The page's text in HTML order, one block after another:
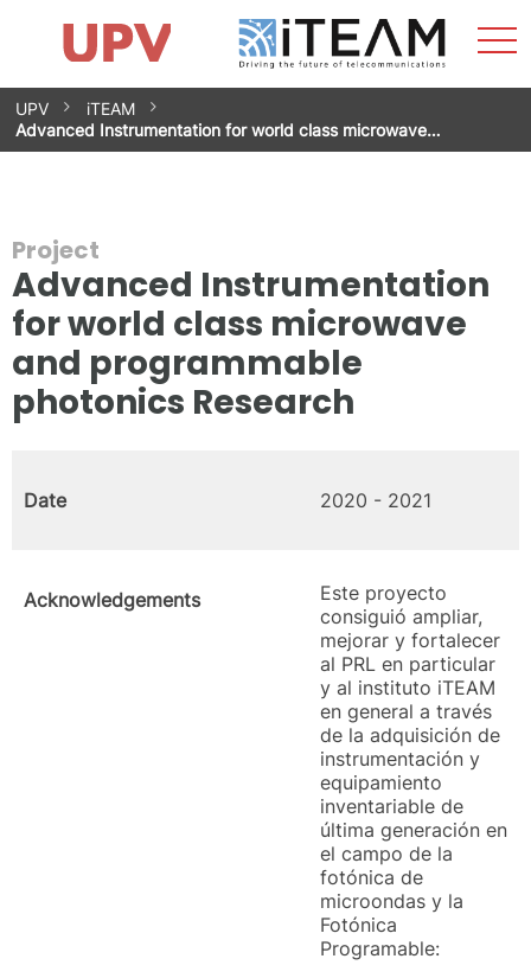
Skip
content
Research Impact
Research Groups
Facilities
Spin-offs
Contact
Internships
News
Equality Unit
UPV
iTEAM
Advanced Instrumentation for world class microwave…
Project
Advanced Instrumentation
for world class microwave
and programmable
photonics Research
Date 2020 - 2021
Acknowledgements
Este proyecto
consiguió ampliar,
mejorar y fortalecer
al PRL en particular
y al instituto iTEAM
en general a través
de la adquisición de
instrumentación y
equipamiento
inventariable de
última generación en
el campo de la
fotónica de
microondas y la
Fotónica
Programable: